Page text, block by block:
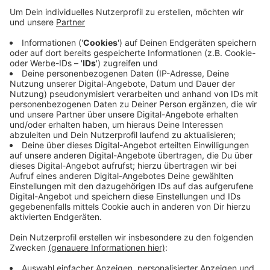
Anzeige
Das Tool kann zum Beispiel die Texte auf der
Homepage oder auch aus hinterlegten Dokumenten
vorlesen - und das in über 20 Sprachen. Außerdem
können sich zum Beispiel Menschen mit einer
Sehbehinderung die Texte auch vergrößern. Die
Gemeinde Schwalmtal will so für alle Bürger einen
gleichberechtigten Zugang zu ihren digitalen
Informationen bieten.
Anzeige